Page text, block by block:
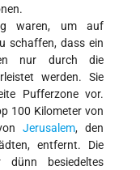
waren, um auf
schaffen, dass ein
nur durch die
werden. Sie
Pufferzone vor.
100 Kilometer von
Jerusalem, den
entfernt. Die
besiedeltes